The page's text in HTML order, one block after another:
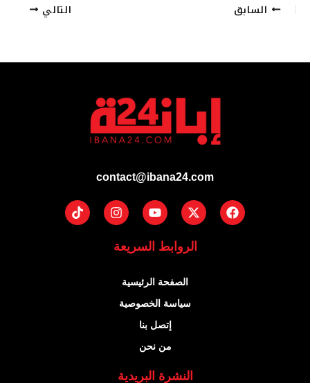
السابق التالي
contact@ibana24.com
Facebook
X-
twitter
Youtube
Instagram
Tiktok
الروابط السريعة
الصفحة الرئيسية
سياسة الخصوصية
إتصل بنا
من نحن
النشرة البريدية